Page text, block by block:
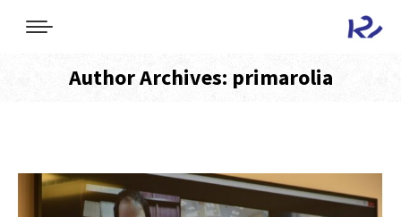
Author Archives: primarolia